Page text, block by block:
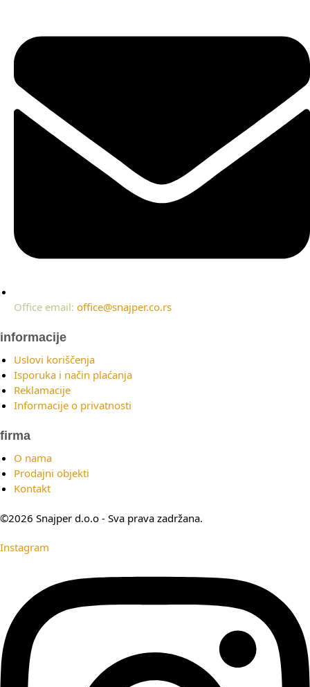
Office email: office@snajper.co.rs
informacije
Uslovi koriščenja
Isporuka i način plaćanja
Reklamacije
Informacije o privatnosti
firma
O nama
Prodajni objekti
Kontakt
©2026 Snajper d.o.o - Sva prava zadržana.
Instagram